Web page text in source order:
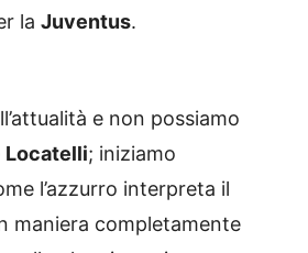
la Juventus.
e non possiamo
Locatelli; iniziamo
l’azzurro interpreta il
maniera completamente